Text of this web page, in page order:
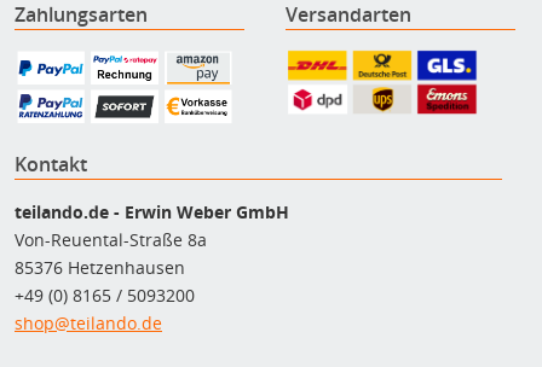
Zahlungsarten Versandarten
Kontakt
teilando.de - Erwin Weber GmbH
Von-Reuental-Straße 8a
85376 Hetzenhausen
+49 (0) 8165 / 5093200
shop@teilando.de